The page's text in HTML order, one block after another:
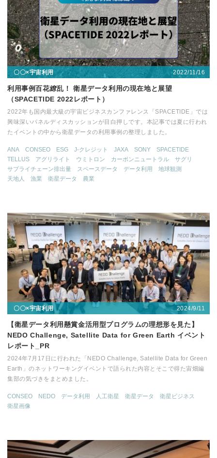
〇〇×宇宙利用 2022/11/16
利用事例百花繚乱！ 衛星データ利用の現在地と展望
（SPACETIDE 2022レポート）
2022年も国内最大級の宇宙ビジネスカンファレンス「SPACETIDE」では
興味深いパネルディスカッションが目白押しです。本記事では夏に行われ
たイベントの中から衛星データの利用事例の整理しました。
ANA CONSEO ESG J-クレジット JAXA SONY
SPACETIDE
TELLUS
アグリライト ウミトロン カーボンニュートラル
サグリ
サプライチェーン排出量
スペースデータ データ利用
地球観測
天地人
漁業 衛星データ 農業
〇〇×宇宙利用 2024/9/11
【衛星データ利用懸賞金活用型プログラムの理想形を見た】
NEDO Challenge, Satellite Data for Green Earth イベント
レポート_PR
2024年7月17日に行われた「NEDO Challenge, Satellite Data for Green
Earth」のネットワーキングイベントで語られた内容とそこで得た宙畑編
集部の気づきをまとめました。
CONSEO NEDO データ利用 人工衛星 衛星データ
衛星ビジネス
衛星画像